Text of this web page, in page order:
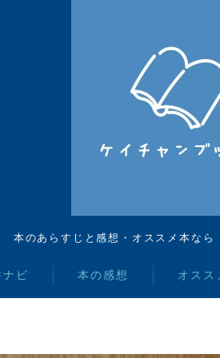
本のあらすじと感想・オススメ本なら
ビ 本の感想 オスス